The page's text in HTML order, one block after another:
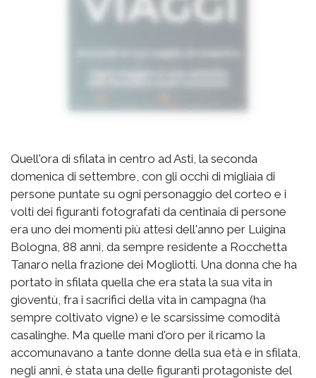
Quell'ora di sfilata in centro ad Asti, la seconda
domenica di settembre, con gli occhi di migliaia di
persone puntate su ogni personaggio del corteo e i
volti dei figuranti fotografati da centinaia di persone
era uno dei momenti più attesi dell'anno per Luigina
Bologna, 88 anni, da sempre residente a Rocchetta
Tanaro nella frazione dei Mogliotti. Una donna che ha
portato in sfilata quella che era stata la sua vita in
gioventù, fra i sacrifici della vita in campagna (ha
sempre coltivato vigne) e le scarsissime comodità
casalinghe. Ma quelle mani d'oro per il ricamo la
accomunavano a tante donne della sua età e in sfilata,
negli anni, è stata una delle figuranti protagoniste del